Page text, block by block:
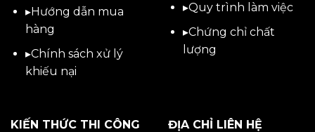
▸Hướng dẫn mua
hàng
▸Chính sách xử lý
khiếu nại
▸Quy trình làm việc
▸Chứng chỉ chất
lượng
KIẾN THỨC THI CÔNG
ĐỊA CHỈ LIÊN HỆ